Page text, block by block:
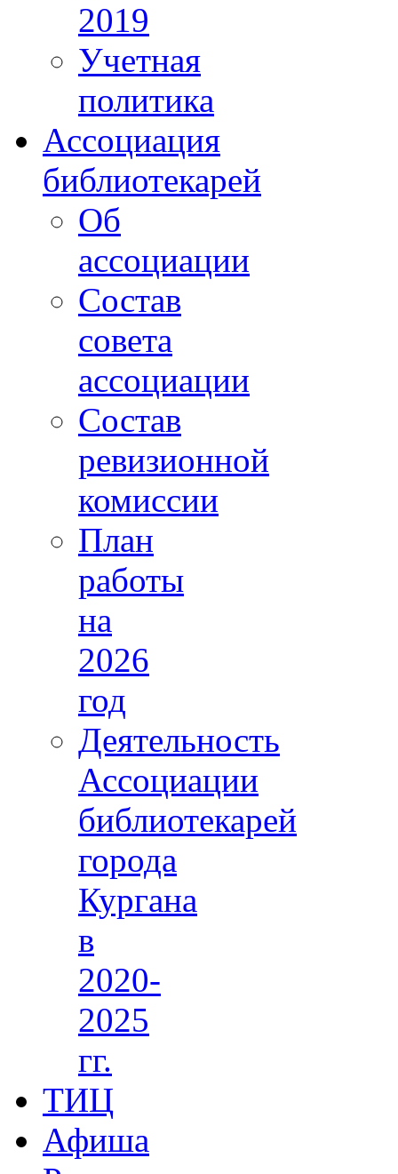
2019
Учетная
политика
Ассоциация
библиотекарей
Об
ассоциации
Состав
совета
ассоциации
Состав
ревизионной
комиссии
План
работы
на
2026
год
Деятельность
Ассоциации
библиотекарей
города
Кургана
в
2020-
2025
гг.
ТИЦ
Афиша